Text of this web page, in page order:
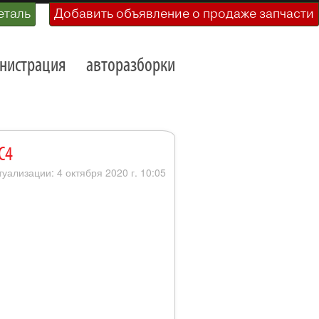
Добавить объявление о продаже запчасти
авторазборки
4 октября 2020 г. 10:05